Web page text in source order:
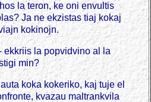
la teron, ke oni envultis
Ja ne ekzistas tiaj kokaj
kokinojn.
ekkriis la popvidvino al la
min?
koka kokeriko, kaj tuje el
kvazau maltrankvila